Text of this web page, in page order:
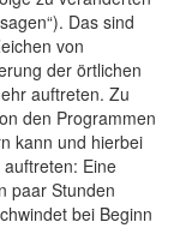
Das sind
von
der örtlichen
auftreten. Zu
den Programmen
kann und hierbei
Eine
paar Stunden
bei Beginn